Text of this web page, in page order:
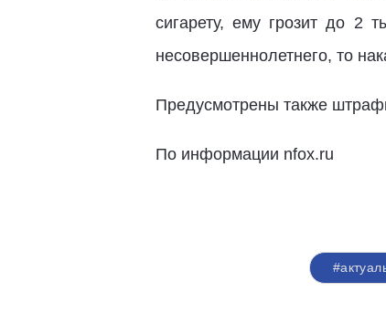
сигарету, ему грозит до 2
несовершеннолетнего, то
Предусмотрены также
По информации nfox.ru